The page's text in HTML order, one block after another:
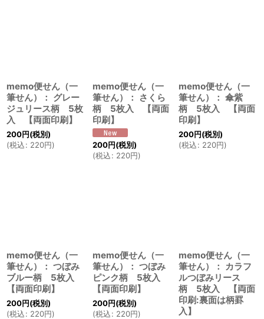
memo便せん（一
筆せん）： グレー
ジュリース柄 5枚
入 【両面印刷】
200円(税別)
(税込: 220円)
memo便せん（一
筆せん）： さくら
柄 5枚入 【両面
印刷】
200円(税別)
(税込: 220円)
memo便せん（一
筆せん）： 傘紫
柄 5枚入 【両面
印刷】
200円(税別)
(税込: 220円)
memo便せん（一
筆せん）： つぼみ
ブルー柄 5枚入
【両面印刷】
200円(税別)
(税込: 220円)
memo便せん（一
筆せん）： つぼみ
ピンク柄 5枚入
【両面印刷】
200円(税別)
(税込: 220円)
memo便せん（一
筆せん）： カラフ
ルつぼみリース
柄 5枚入 【両面
印刷:裏面は柄罫
入】